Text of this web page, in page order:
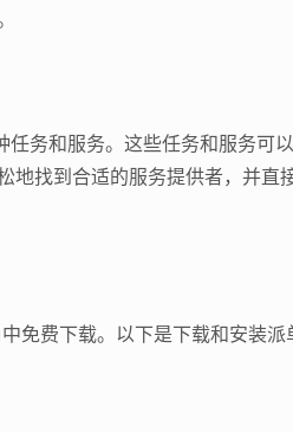
务和服务。这些任务和服务可
找到合适的服务提供者，并直
费下载。以下是下载和安装派